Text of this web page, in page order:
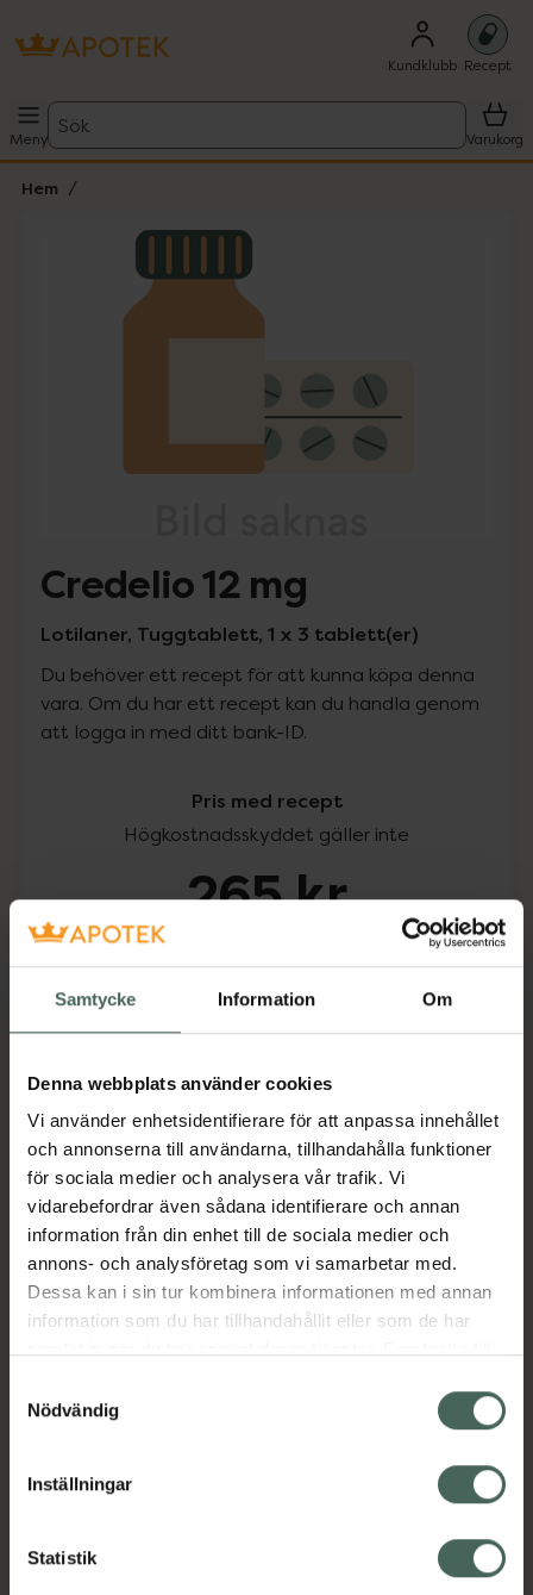
Samtycke Information Om
Denna webbplats använder cookies
Vi använder enhetsidentifierare för att anpassa innehållet
och annonserna till användarna, tillhandahålla funktioner
för sociala medier och analysera vår trafik. Vi
vidarebefordrar även sådana identifierare och annan
information från din enhet till de sociala medier och
annons- och analysföretag som vi samarbetar med.
Dessa kan i sin tur kombinera informationen med annan
information som du har tillhandahållit eller som de har
återkalla ditt samtycke via webbplatsens
cookieinställningar. Ett återkallat samtycke påverkar inte
lagligheten av behandling som skett innan återkallelsen.
Nödvändig
Inställningar
Statistik
Kundklubb Recept
Meny
Sök
Varukorg
Hem
Lista: . Innehåller 1 objekt.
Credelio 12 mg
Lotilaner, Tuggtablett, 1 x 3 tablett(er)
Du behöver ett recept för att kunna köpa denna
vara. Om du har ett recept kan du handla genom
att logga in med ditt bank-ID.
Pris med recept
Högkostnadsskyddet gäller inte
265 kr
Köp via ditt recept
Aktuella erbjudanden
Beskrivning
Läs alltid bipacksedeln innan
användning.
EAN:05014602808242
Kronans Apotek finns här för dig. Du hittar oss från Skåne i
datorn. Oavsett vem du är så är det vårt uppdrag att
hjälpa just dig att må lite bättre. Välkommen att prata